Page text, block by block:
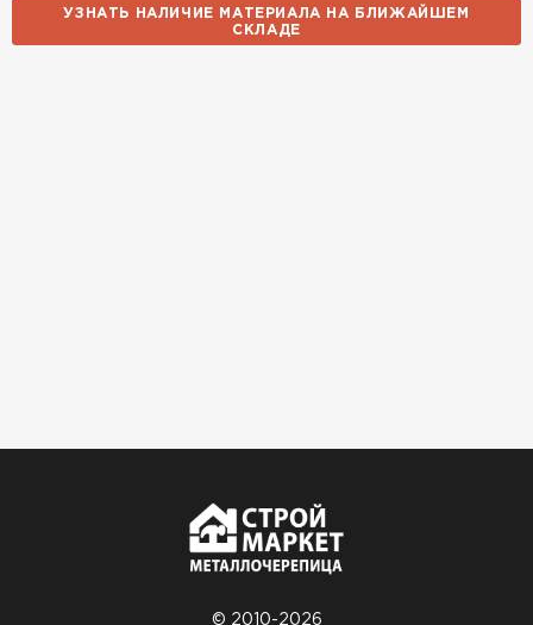
УЗНАТЬ НАЛИЧИЕ МАТЕРИАЛА НА БЛИЖАЙШЕМ
СКЛАДЕ
© 2010-2026